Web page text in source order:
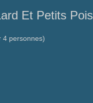
Et Petits Pois
4 personnes)